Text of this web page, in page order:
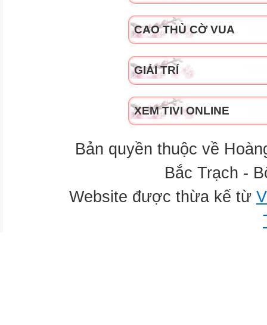
CAO THỦ CỜ VUA
GIẢI TRÍ
XEM TIVI ONLINE
Bản quyền thuộc về
Bắc Trạch -
Website được thừa kế từ